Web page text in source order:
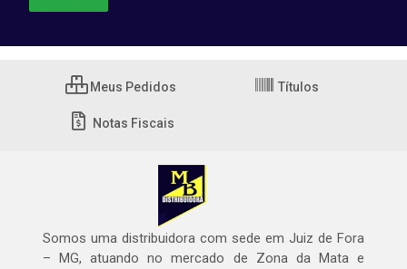
Meus Pedidos Títulos
Notas Fiscais
Somos uma distribuidora com sede em Juiz de Fora
– MG, atuando no mercado de Zona da Mata e